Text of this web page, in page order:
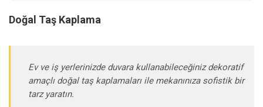
Doğal Taş Kaplama
Ev ve iş yerlerinizde duvara kullanabileceğiniz dekoratif
amaçlı doğal taş kaplamaları ile mekanınıza sofistik bir
tarz yaratın.